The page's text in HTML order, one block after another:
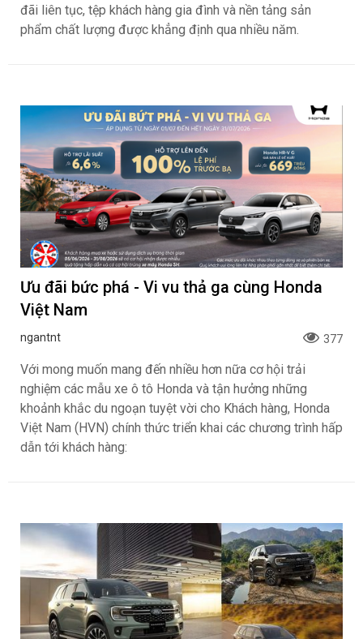
đãi liên tục, tệp khách hàng gia đình và nền tảng sản
phẩm chất lượng được khẳng định qua nhiều năm.
Ưu đãi bức phá - Vi vu thả ga cùng Honda
Việt Nam
ngantnt 377
Với mong muốn mang đến nhiều hơn nữa cơ hội trải
nghiệm các mẫu xe ô tô Honda và tận hưởng những
khoảnh khắc du ngoạn tuyệt vời cho Khách hàng, Honda
Việt Nam (HVN) chính thức triển khai các chương trình hấp
dẫn tới khách hàng: